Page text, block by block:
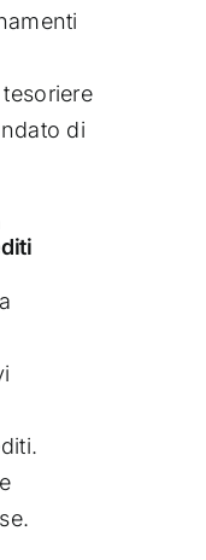
di